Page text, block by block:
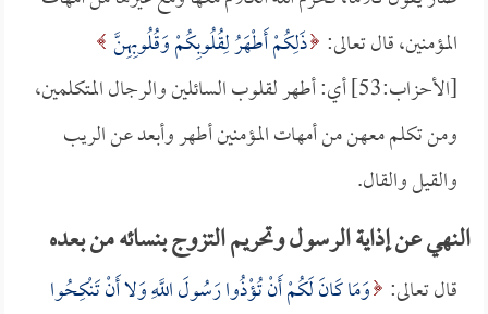
المؤمنين، قال تعالى: ذَلِكُمْ أَطْهَرُ لِقُلُوبِكُمْ وَقُلُوبِهِنَّ
[الأحزاب:53] أي: أطهر لقلوب السائلين والرجال المتكلمين،
ومن تكلم معهن من أمهات المؤمنين أطهر وأبعد عن الريب
والقيل والقال.
النهي عن إذاية الرسول وتحريم التزوج بنسائه من بعده
قال تعالى: وَمَا كَانَ لَكُمْ أَنْ تُؤْذُوا رَسُولَ اللَّهِ وَلا أَنْ تَنْكِحُوا